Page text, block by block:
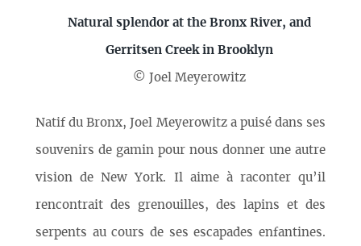
Natural splendor at the Bronx River, and
Gerritsen Creek in Brooklyn
© Joel Meyerowitz
Natif du Bronx, Joel Meyerowitz a puisé dans ses
souvenirs de gamin pour nous donner une autre
vision de New York. Il aime à raconter qu’il
rencontrait des grenouilles, des lapins et des
serpents au cours de ses escapades enfantines.